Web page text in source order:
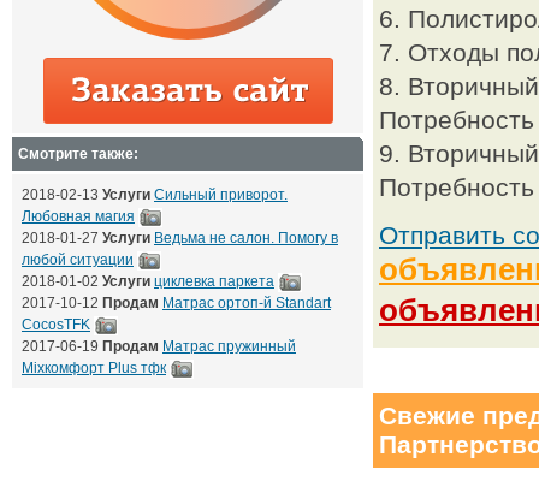
6.
7. Отходы
8.
9.
Отправить
Свежие
Смотрите также:
2018-02-13 Услуги Сильный приворот.
Любовная магия
2018-01-27 Услуги Ведьма не салон. Помогу в
любой ситуации
2018-01-02 Услуги циклевка паркета
2017-10-12 Продам Матрас ортоп-й Standart
CocosTFK
2017-06-19 Продам Матрас пружинный
Mixкомфорт Plus тфк